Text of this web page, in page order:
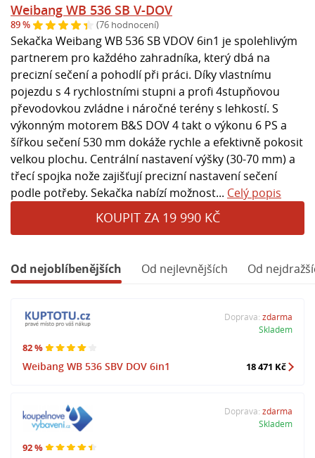
Weibang WB 536 SB V-DOV
89 % (76 hodnocení)
Sekačka Weibang WB 536 SB VDOV 6in1 je spolehlivým
partnerem pro každého zahradníka, který dbá na
precizní sečení a pohodlí při práci. Díky vlastnímu
pojezdu s 4 rychlostními stupni a profi 4stupňovou
převodovkou zvládne i náročné terény s lehkostí. S
výkonným motorem B&S DOV 4 takt o výkonu 6 PS a
šířkou sečení 530 mm dokáže rychle a efektivně pokosit
velkou plochu. Centrální nastavení výšky (30-70 mm) a
třecí spojka nože zajišťují precizní nastavení sečení
podle potřeby. Sekačka nabízí možnost... Celý popis
KOUPIT ZA 19 990 KČ
Od nejoblíbenějších Od nejlevnějších Od
82 %
Weibang WB 536 SBV DOV 6in1
Doprava: zdarma
Skladem
18 471 Kč
92 %
Doprava: zdarma
Skladem